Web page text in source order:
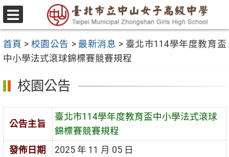
跳
至
要
內
容
區
選
單
首頁 > 校園公告 > 最新消息 > 臺北市114學年度教育盃
中小學法式滾球錦標賽競賽規程
校園公告
公告主旨
臺北市114學年度教育盃中小學法式滾球
錦標賽競賽規程
發佈日期
2025 年 11 月 05 日